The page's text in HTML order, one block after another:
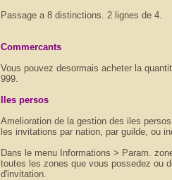
Passage a 8 distinctions. 2 lignes de 4.
Commercants
Vous pouvez desormais acheter la
999.
Iles persos
Amelioration de la gestion des iles
les invitations par nation, par guilde, ou
Dans le menu Informations > Param.
toutes les zones que vous possedez ou
d'invitation.